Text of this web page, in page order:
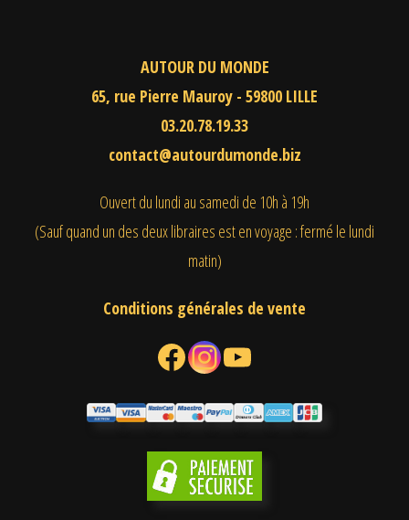
AUTOUR DU MONDE
65, rue Pierre Mauroy - 59800 LILLE
03.20.78.19.33
contact@autourdumonde.biz
Ouvert du lundi au samedi de 10h à 19h
(Sauf quand un des deux libraires est en voyage : fermé le lundi
matin)
Conditions générales de vente
Facebook Instagram YouTube